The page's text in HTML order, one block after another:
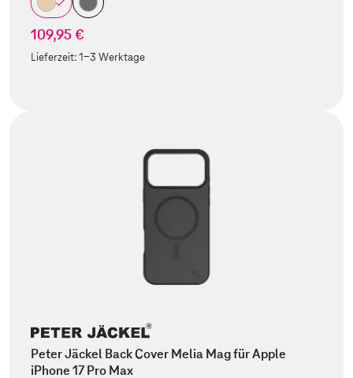
109,95 €
Lieferzeit:1-3 Werktage
Peter Jäckel Back Cover Melia Mag für Apple
iPhone 17 Pro Max